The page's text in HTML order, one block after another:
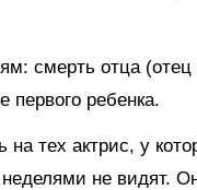
смерть отца
ребенка.
на тех актрис, у
не видят.